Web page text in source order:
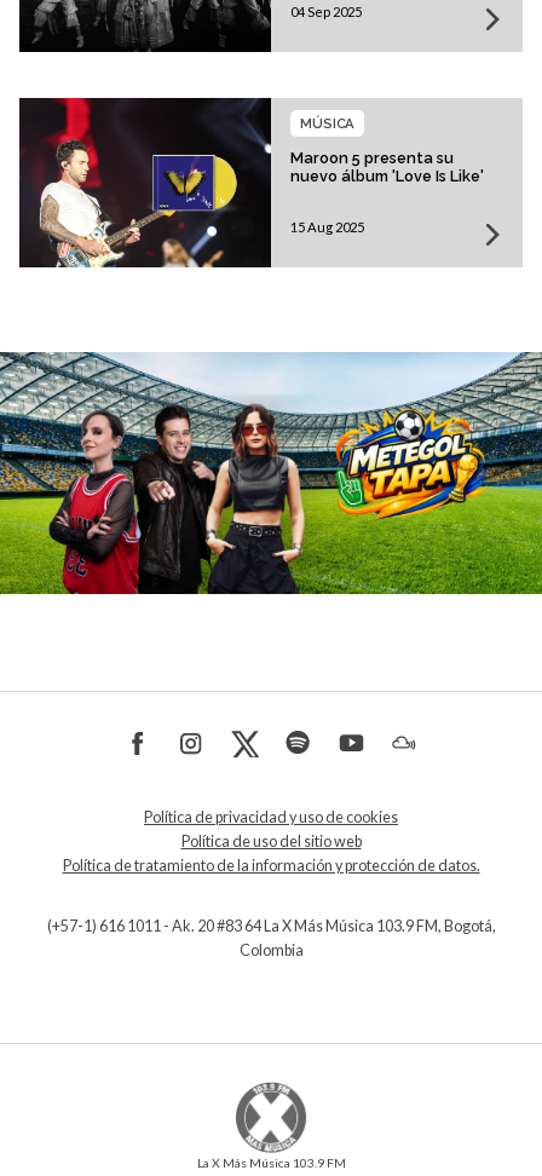
04 Sep 2025
Maroon 5 presenta su
nuevo álbum 'Love Is Like'
MÚSICA
15 Aug 2025
Política de privacidad y uso de cookies
Política de uso del sitio web
Política de tratamiento de la información y protección de datos.
(+57-1) 616 1011 - Ak. 20 #83 64 La X Más Música 103.9 FM, Bogotá,
Colombia
La X Más Música 103.9 FM